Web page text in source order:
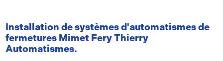
Installation de systèmes d'automatismes de
fermetures Mimet Fery Thierry
Automatismes.